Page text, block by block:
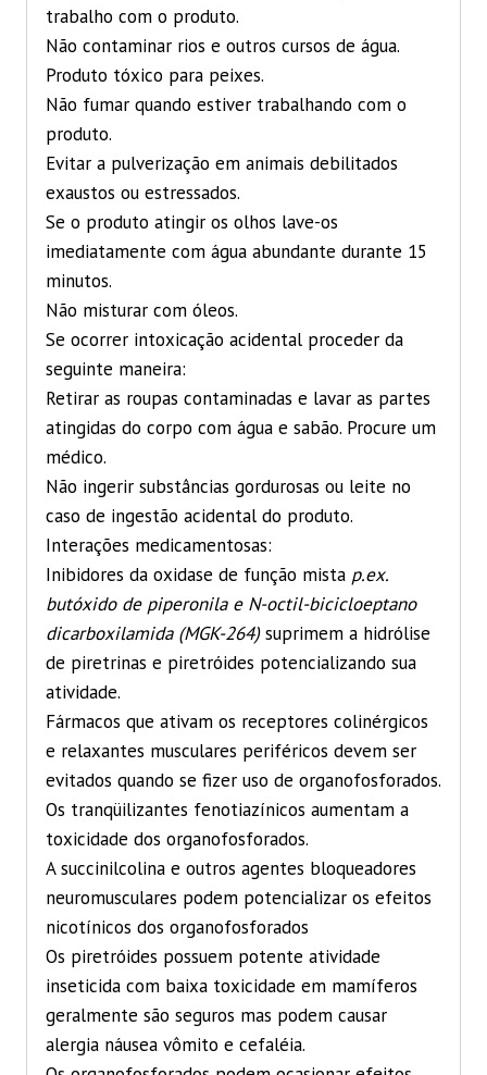
trabalho com o produto.
Não contaminar rios e outros cursos de água.
Produto tóxico para peixes.
Não fumar quando estiver trabalhando com o
produto.
Evitar a pulverização em animais debilitados
exaustos ou estressados.
Se o produto atingir os olhos lave-os
imediatamente com água abundante durante 15
minutos.
Não misturar com óleos.
Se ocorrer intoxicação acidental proceder da
seguinte maneira:
Retirar as roupas contaminadas e lavar as partes
atingidas do corpo com água e sabão. Procure um
médico.
Não ingerir substâncias gordurosas ou leite no
caso de ingestão acidental do produto.
Interações medicamentosas:
Inibidores da oxidase de função mista p.ex.
butóxido de piperonila e N-octil-bicicloeptano
dicarboxilamida (MGK-264)suprimem a hidrólise
de piretrinas e piretróides potencializando sua
atividade.
Fármacos que ativam os receptores colinérgicos
e relaxantes musculares periféricos devem ser
evitados quando se fizer uso de organofosforados.
Os tranqüilizantes fenotiazínicos aumentam a
toxicidade dos organofosforados.
A succinilcolina e outros agentes bloqueadores
neuromusculares podem potencializar os efeitos
nicotínicos dos organofosforados
Os piretróides possuem potente atividade
inseticida com baixa toxicidade em mamíferos
geralmente são seguros mas podem causar
alergia náusea vômito e cefaléia.